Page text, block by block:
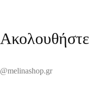
@melinashop.gr